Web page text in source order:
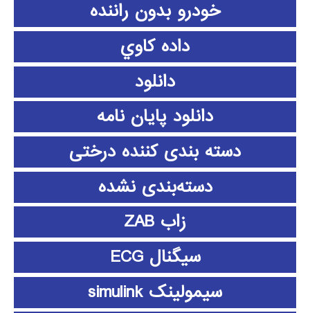
خودرو بدون راننده
داده كاوي
دانلود
دانلود پايان نامه
دسته بندی کننده درختی
دسته‌بندی نشده
زاب ZAB
سیگنال ECG
سیمولینک simulink